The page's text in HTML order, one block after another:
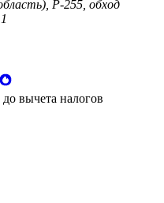
Р-255, обход
до вычета налогов